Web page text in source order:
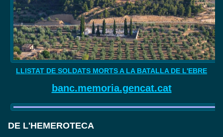
LLISTAT DE SOLDATS MORTS A LA BATALLA DE L'EBRE
banc.memoria.gencat.cat
DE L'HEMEROTECA